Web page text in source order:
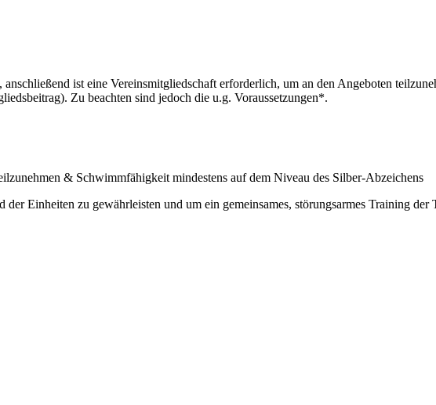
ist eine Vereinsmitgliedschaft erforderlich, um an den Angeboten
Zu beachten sind jedoch die u.g. Voraussetzungen*.
& Schwimmfähigkeit mindestens auf dem Niveau des Silber-Abzeichens
Einheiten zu gewährleisten und um ein gemeinsames, störungsarmes Training